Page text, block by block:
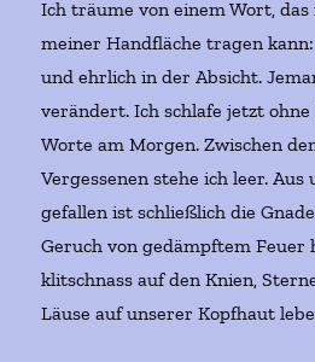
Ich träume von einem Wort,
meiner Handfläche tragen
und ehrlich in der Absicht.
verändert. Ich schlafe jetzt ohne
Worte am Morgen. Zwischen
Vergessenen stehe ich leer. Aus
gefallen ist schließlich die
Geruch von gedämpftem Feuer
klitschnass auf den Knien,
Läuse auf unserer Kopfhaut